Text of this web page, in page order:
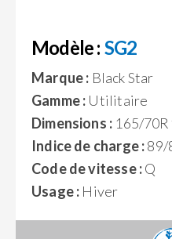
Modèle : SG2
Marque : Black Star
Gamme : Utilitaire
Dimensions : 165/
Indice de charge :89/
Code de vitesse :Q
Usage : Hiver